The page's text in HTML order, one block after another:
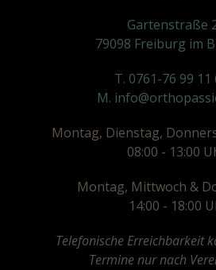
Gartenstraße
79098 Freiburg im
T. 0761-76 99 11
M.
Montag, Dienstag,
08:00 - 13:00
Montag, Mittwoch &
14:00 - 18:00
Telefonische Erreichbarkeit
Termine nur nach